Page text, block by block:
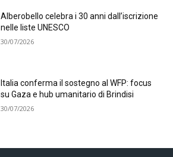
Alberobello celebra i 30 anni dall’iscrizione
nelle liste UNESCO
30/07/2026
Italia conferma il sostegno al WFP: focus
su Gaza e hub umanitario di Brindisi
30/07/2026